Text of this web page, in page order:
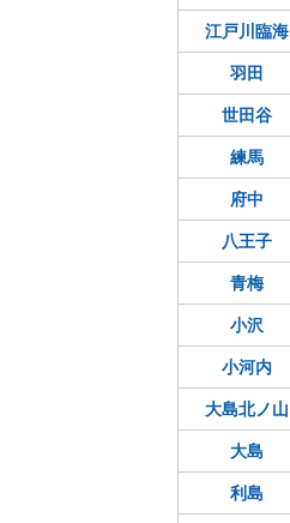
江戸川臨海
羽田
世田谷
練馬
府中
八王子
青梅
小沢
小河内
大島北ノ山
大島
利島